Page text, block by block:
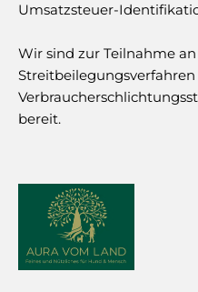
Umsatzsteuer-
Wir sind zur Teilnahme
Streitbeilegungsverfahren
bereit.